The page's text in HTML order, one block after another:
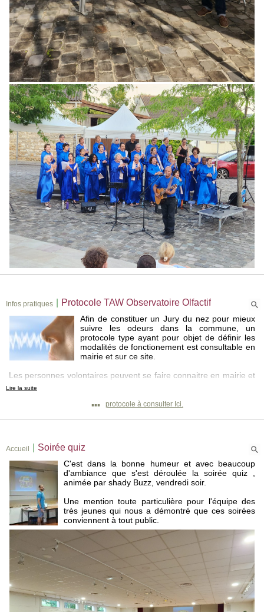
Infos pratiques Protocole TAW Observatoire Olfactif
Afin de constituer un Jury du nez pour mieux
suivre les odeurs dans la commune, un
protocole type ayant pour objet de définir les
modalités de fonctionement est consultable en
mairie et sur ce site.
Les personnes volontaires peuvent se faire connaitre en mairie et
par la suite, bénéficieront d'une formation.
Merci par avance à ceux et celles qui prendront part à ce projet.
Lire la suite
▪▪▪ protocole à consulter Ici.
Accueil Soirée quiz
C'est dans la bonne humeur et avec beaucoup
d'ambiance que s'est déroulée la soirée quiz ,
animée par shady Buzz, vendredi soir.
Une mention toute particulière pour l'équipe des
très jeunes qui nous a démontré que ces soirées
conviennent à tout public.